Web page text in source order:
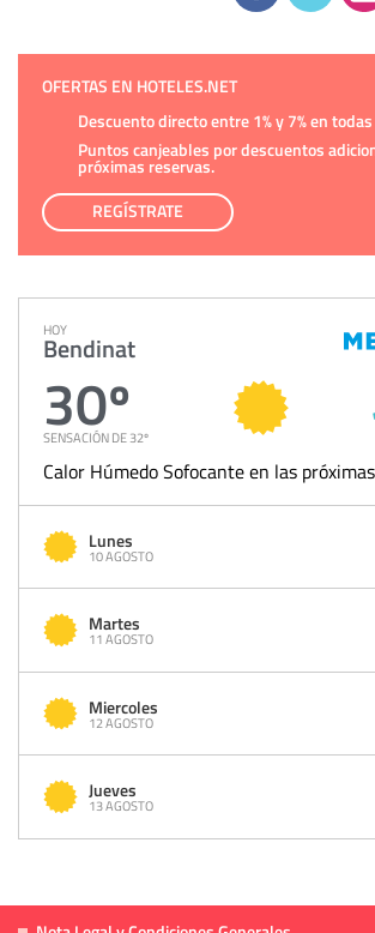
OFERTAS EN HOTELES.NET
Descuento directo entre 1% y 7% en
Puntos canjeables por descuentos
próximas reservas.
REGÍSTRATE
HOY
Bendinat
30º
SENSACIÓN DE 32º
Calor Húmedo Sofocante en las
Lunes
10 AGOSTO
Martes
11 AGOSTO
Miercoles
12 AGOSTO
Jueves
13 AGOSTO